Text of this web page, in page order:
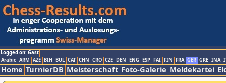
Logged on: Gast
Arabic ARM AZE BIH BUL CAT CHN CRO CZE DEN ENG ESP FAI FIN FRA GER GRE INA
Home TurnierDB Meisterschaft Foto-Galerie Meldekartei